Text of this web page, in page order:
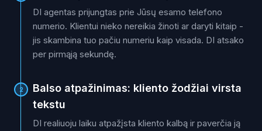
DI agentas prijungtas prie Jūsų esamo telefono
numerio. Klientui nieko nereikia žinoti ar daryti kitaip -
jis skambina tuo pačiu numeriu kaip visada. DI atsako
per pirmąją sekundę.
2
Balso atpažinimas: kliento žodžiai virsta
tekstu
DI realiuoju laiku atpažįsta kliento kalbą ir paverčia ją